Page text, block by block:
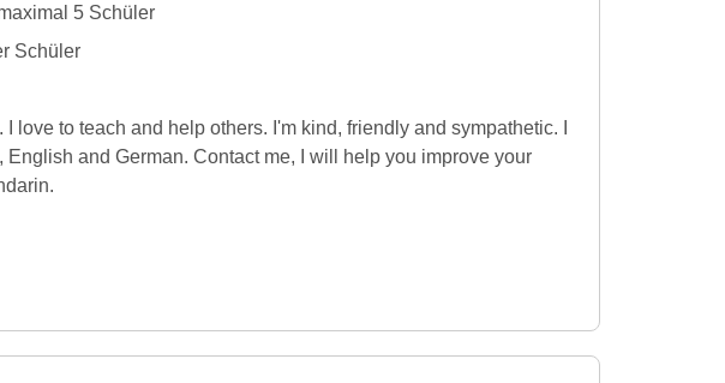
5 Schüler
Schüler
I love to teach and help others. I'm kind, friendly and sympathetic. I
English and German. Contact me, I will help you improve your